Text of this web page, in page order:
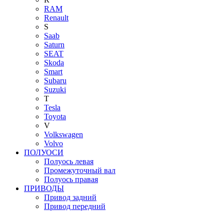
RAM
Renault
S
Saab
Saturn
SEAT
Skoda
Smart
Subaru
Suzuki
T
Tesla
Toyota
V
Volkswagen
Volvo
ПОЛУОСИ
Полуось левая
Промежуточный вал
Полуось правая
ПРИВОДЫ
Привод задний
Привод передний